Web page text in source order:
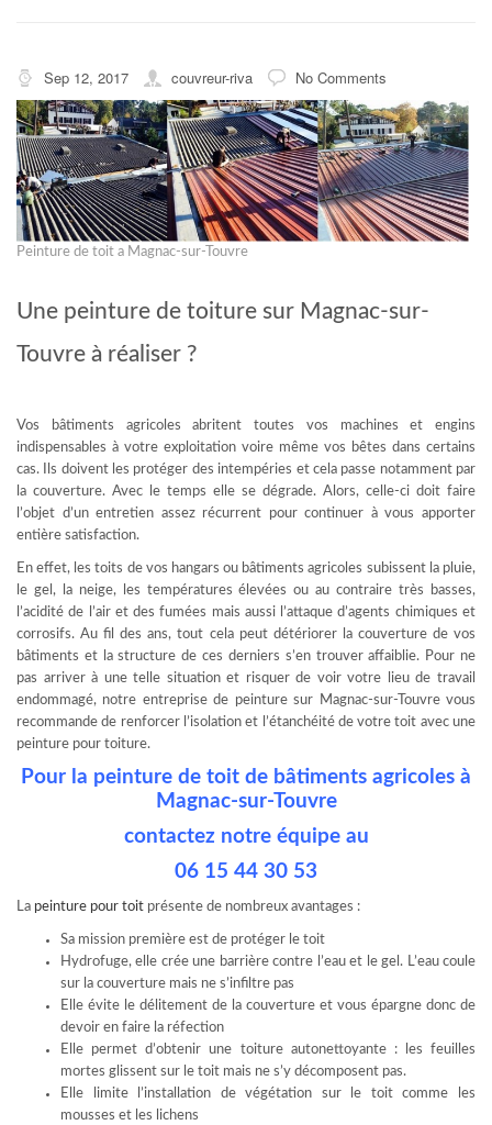
Sep 12, 2017 couvreur-riva No Comments
Peinture de toit a Magnac-sur-Touvre
Une peinture de toiture sur Magnac-sur-
Touvre à réaliser ?
Vos bâtiments agricoles abritent toutes vos machines et engins
indispensables à votre exploitation voire même vos bêtes dans certains
cas. Ils doivent les protéger des intempéries et cela passe notamment par
la couverture. Avec le temps elle se dégrade. Alors, celle-ci doit faire
l’objet d’un entretien assez récurrent pour continuer à vous apporter
entière satisfaction.
En effet, les toits de vos hangars ou bâtiments agricoles subissent la pluie,
le gel, la neige, les températures élevées ou au contraire très basses,
l’acidité de l’air et des fumées mais aussi l’attaque d’agents chimiques et
corrosifs. Au fil des ans, tout cela peut détériorer la couverture de vos
bâtiments et la structure de ces derniers s’en trouver affaiblie. Pour ne
pas arriver à une telle situation et risquer de voir votre lieu de travail
endommagé, notre entreprise de peinture sur Magnac-sur-Touvre vous
recommande de renforcer l’isolation et l’étanchéité de votre toit avec une
peinture pour toiture.
Pour la peinture de toit de bâtiments agricoles à
Magnac-sur-Touvre
contactez notre équipe au
06 15 44 30 53
La peinture pour toit présente de nombreux avantages :
Sa mission première est de protéger le toit
Hydrofuge, elle crée une barrière contre l’eau et le gel. L’eau coule
sur la couverture mais ne s’infiltre pas
Elle évite le délitement de la couverture et vous épargne donc de
devoir en faire la réfection
Elle permet d’obtenir une toiture autonettoyante : les feuilles
mortes glissent sur le toit mais ne s’y décomposent pas.
Elle limite l’installation de végétation sur le toit comme les
mousses et les lichens